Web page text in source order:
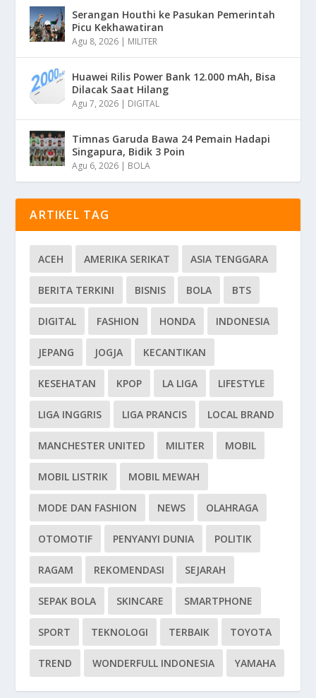
Serangan Houthi ke Pasukan Pemerintah
Picu Kekhawatiran
Agu 8, 2026 | MILITER
Huawei Rilis Power Bank 12.000 mAh, Bisa
Dilacak Saat Hilang
Agu 7, 2026 | DIGITAL
Timnas Garuda Bawa 24 Pemain Hadapi
Singapura, Bidik 3 Poin
Agu 6, 2026 | BOLA
ARTIKEL TAG
ACEH AMERIKA SERIKAT ASIA TENGGARA
BERITA TERKINI BISNIS BOLA BTS
DIGITAL FASHION HONDA INDONESIA
JEPANG JOGJA KECANTIKAN
KESEHATAN KPOP LA LIGA LIFESTYLE
LIGA INGGRIS LIGA PRANCIS LOCAL BRAND
MANCHESTER UNITED MILITER MOBIL
MOBIL LISTRIK MOBIL MEWAH
MODE DAN FASHION NEWS OLAHRAGA
OTOMOTIF PENYANYI DUNIA POLITIK
RAGAM REKOMENDASI SEJARAH
SEPAK BOLA SKINCARE SMARTPHONE
SPORT TEKNOLOGI TERBAIK TOYOTA
TREND WONDERFULL INDONESIA YAMAHA